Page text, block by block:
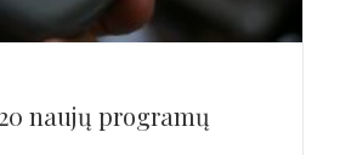
naujų programų